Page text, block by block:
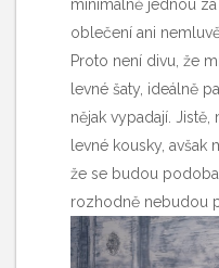
minimálně jednou
oblečení ani
Proto není divu, že
levné šaty, ideálně
nějak vypadají.
levné kousky, avšak
že se budou
rozhodně nebudou